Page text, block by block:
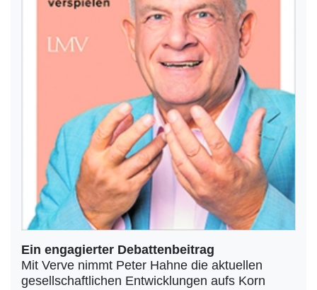
Ein engagierter Debattenbeitrag
Mit Verve nimmt Peter Hahne die aktuellen
gesellschaftlichen Entwicklungen aufs Korn